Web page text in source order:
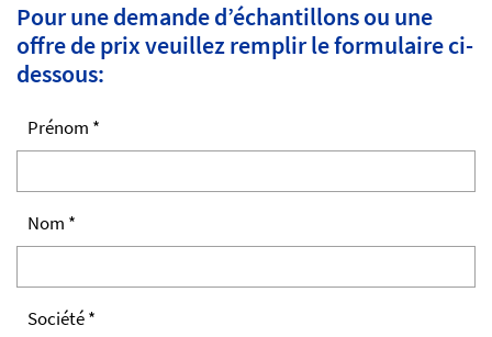
Pour une demande d’échantillons ou une
offre de prix veuillez remplir le formulaire ci-
dessous:
Prénom *
Nom *
Société *